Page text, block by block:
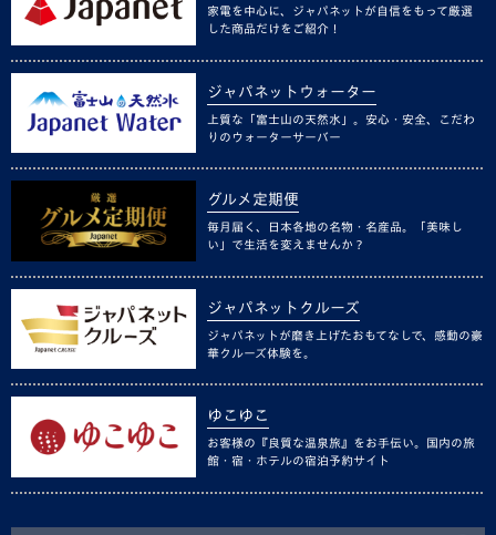
家電を中心に、ジャパネットが自信をもって厳選
した商品だけをご紹介！
ジャパネットウォーター
上質な「富士山の天然水」。安心・安全、こだわ
りのウォーターサーバー
グルメ定期便
毎月届く、日本各地の名物・名産品。「美味し
い」で生活を変えませんか？
ジャパネットクルーズ
ジャパネットが磨き上げたおもてなしで、感動の豪
華クルーズ体験を。
ゆこゆこ
お客様の『良質な温泉旅』をお手伝い。国内の旅
館・宿・ホテルの宿泊予約サイト